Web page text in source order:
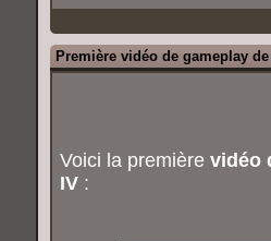
Première vidéo de gameplay
Voici la première vidéo
IV: